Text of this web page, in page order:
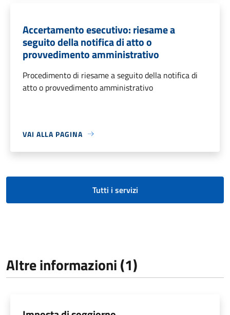
Accertamento esecutivo: riesame a
seguito della notifica di atto o
provvedimento amministrativo
Procedimento di riesame a seguito della notifica di
atto o provvedimento amministrativo
VAI ALLA PAGINA
Tutti i servizi
Altre informazioni (1)